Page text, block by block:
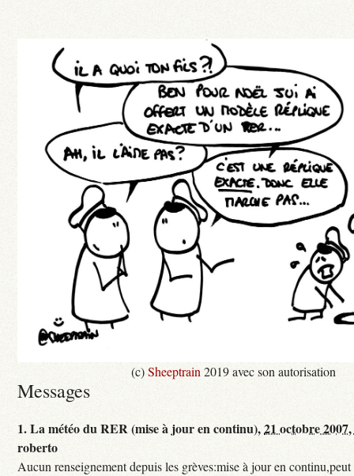
(c)Sheeptrain 2019 avec son autorisation
Messages
1.La météo du RER (mise à jour en continu),21 octobre
roberto
Aucun renseignement depuis les grèves:mise à jour en